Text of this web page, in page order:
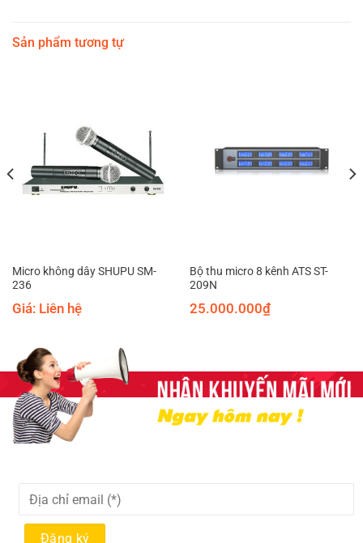
Sản phẩm tương tự
Micro không dây SHUPU SM-
236
Giá: Liên hệ
Bộ thu micro 8 kênh ATS ST-
209N
25.000.000₫